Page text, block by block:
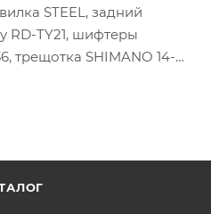
STEEL, задний
RD-TY21, шифтеры
трещотка SHIMANO 14-